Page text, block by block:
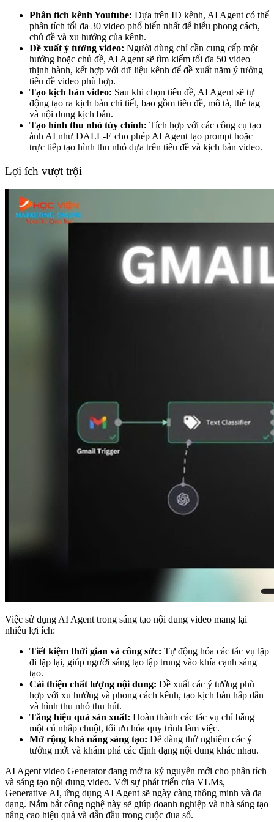
Phân tích kênh Youtube: Dựa trên ID kênh, AI Agent có thể
phân tích tối đa 30 video phổ biến nhất để hiểu phong cách,
chủ đề và xu hướng của kênh.
Đề xuất ý tưởng video: Người dùng chỉ cần cung cấp một
hướng hoặc chủ đề, AI Agent sẽ tìm kiếm tối đa 50 video
thịnh hành, kết hợp với dữ liệu kênh để đề xuất năm ý tưởng
tiêu đề video phù hợp.
Tạo kịch bản video: Sau khi chọn tiêu đề, AI Agent sẽ tự
động tạo ra kịch bản chi tiết, bao gồm tiêu đề, mô tả, thẻ tag
và nội dung kịch bản.
Tạo hình thu nhỏ tùy chỉnh: Tích hợp với các công cụ tạo
ảnh AI như DALL-E cho phép AI Agent tạo prompt hoặc
trực tiếp tạo hình thu nhỏ dựa trên tiêu đề và kịch bản video.
Lợi ích vượt trội
Việc sử dụng AI Agent trong sáng tạo nội dung video mang lại
nhiều lợi ích:
Tiết kiệm thời gian và công sức: Tự động hóa các tác vụ lặp
đi lặp lại, giúp người sáng tạo tập trung vào khía cạnh sáng
tạo.
Cải thiện chất lượng nội dung: Đề xuất các ý tưởng phù
hợp với xu hướng và phong cách kênh, tạo kịch bản hấp dẫn
và hình thu nhỏ thu hút.
Tăng hiệu quả sản xuất: Hoàn thành các tác vụ chỉ bằng
một cú nhấp chuột, tối ưu hóa quy trình làm việc.
Mở rộng khả năng sáng tạo: Dễ dàng thử nghiệm các ý
tưởng mới và khám phá các định dạng nội dung khác nhau.
AI Agent video Generator đang mở ra kỷ nguyên mới cho phân tích
và sáng tạo nội dung video. Với sự phát triển của VLMs,
Generative AI, ứng dụng AI Agent sẽ ngày càng thông minh và đa
dạng. Nắm bắt công nghệ này sẽ giúp doanh nghiệp và nhà sáng tạo
nâng cao hiệu quả và dẫn đầu trong cuộc đua số.